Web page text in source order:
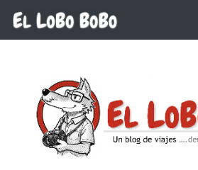
Ir al contenido principal